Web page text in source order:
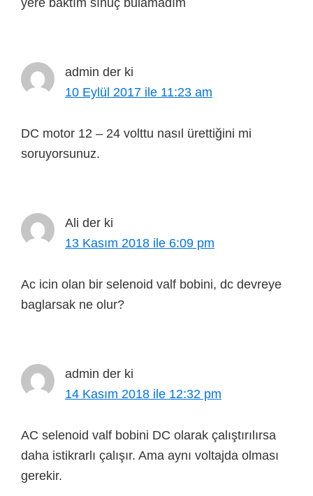
yere baktım sınuç bulamadım
admin der ki
10 Eylül 2017 ile 11:23 am
DC motor 12 – 24 volttu nasıl ürettiğini mi
soruyorsunuz.
Ali der ki
13 Kasım 2018 ile 6:09 pm
Ac icin olan bir selenoid valf bobini, dc devreye
baglarsak ne olur?
admin der ki
14 Kasım 2018 ile 12:32 pm
AC selenoid valf bobini DC olarak çalıştırılırsa
daha istikrarlı çalışır. Ama aynı voltajda olması
gerekir.